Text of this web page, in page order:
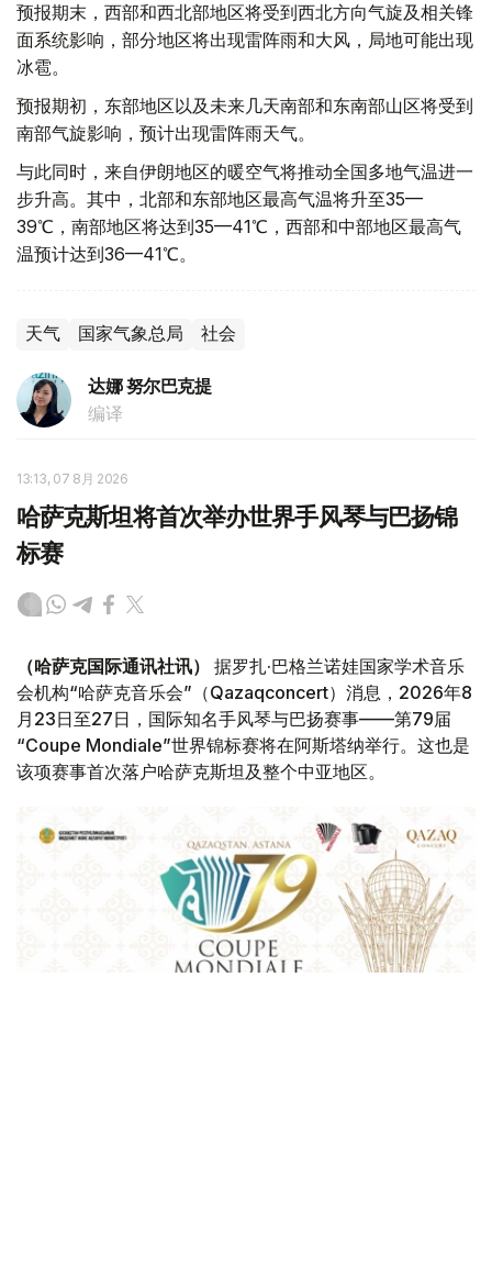
预报期末，西部和西北部地区将受到西北方向气旋及相关锋
面系统影响，部分地区将出现雷阵雨和大风，局地可能出现
冰雹。
预报期初，东部地区以及未来几天南部和东南部山区将受到
南部气旋影响，预计出现雷阵雨天气。
与此同时，来自伊朗地区的暖空气将推动全国多地气温进一
步升高。其中，北部和东部地区最高气温将升至35—
39℃，南部地区将达到35—41℃，西部和中部地区最高气
温预计达到36—41℃。
天气 国家气象总局 社会
达娜 努尔巴克提
编译
13:13, 07 8月 2026
哈萨克斯坦将首次举办世界手风琴与巴扬锦
标赛
（哈萨克国际通讯社讯）
据罗扎·巴格兰诺娃国家学术音乐
会机构“哈萨克音乐会”（Qazaqconcert）消息，2026年8
月23日至27日，国际知名手风琴与巴扬赛事——第79届
“Coupe Mondiale”世界锦标赛将在阿斯塔纳举行。这也是
该项赛事首次落户哈萨克斯坦及整个中亚地区。